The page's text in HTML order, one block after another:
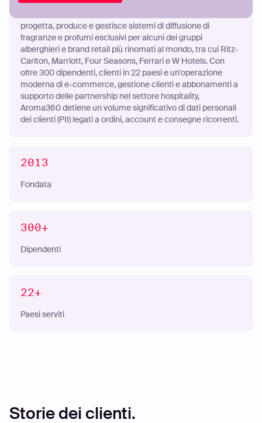
Miami, specializzato nel scent marketing e branding per
progetta, produce e gestisce sistemi di diffusione di
fragranze e profumi esclusivi per alcuni dei gruppi
alberghieri e brand retail più rinomati al mondo, tra cui Ritz-
Carlton, Marriott, Four Seasons, Ferrari e W Hotels. Con
oltre 300 dipendenti, clienti in 22 paesi e un'operazione
moderna di e-commerce, gestione clienti e abbonamenti a
supporto delle partnership nel settore hospitality,
Aroma360 detiene un volume significativo di dati personali
dei clienti (PII) legati a ordini, account e consegne ricorrenti.
2013
Fondata
300+
Dipendenti
22+
Paesi serviti
Storie dei clienti.